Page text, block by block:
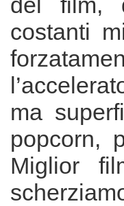
costanti
ma
popcorn,
Miglior